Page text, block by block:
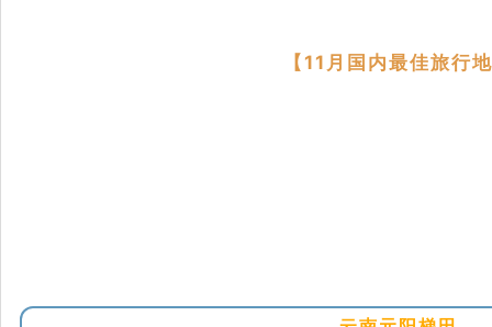
【11月国内最佳旅行